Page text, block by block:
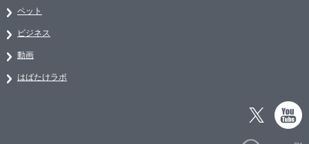
ペット
ビジネス
動画
はばたけラボ